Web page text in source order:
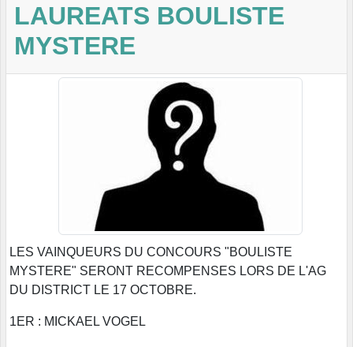
LAUREATS BOULISTE
MYSTERE
LES VAINQUEURS DU CONCOURS "BOULISTE
MYSTERE" SERONT RECOMPENSES LORS DE L'AG
DU DISTRICT LE 17 OCTOBRE.
1ER : MICKAEL VOGEL